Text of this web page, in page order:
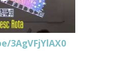
3AgVFjYlAX0